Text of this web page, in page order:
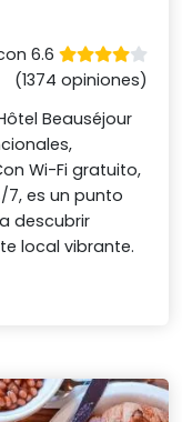
6.6
(1374 opiniones)
Beauséjour
Wi-Fi gratuito,
es un punto
descubrir
local vibrante.